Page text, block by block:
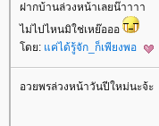
ฝากบ้านล่วงหน้าเลยน๊าาาา
ไม่ไปไหนมิใช่เหย๊อออ
ดย: ค่ได้รู้จัก_ก็เพียงพอ
อวยพรล่วงหน้าวันปีใหม่นะจ้ะ